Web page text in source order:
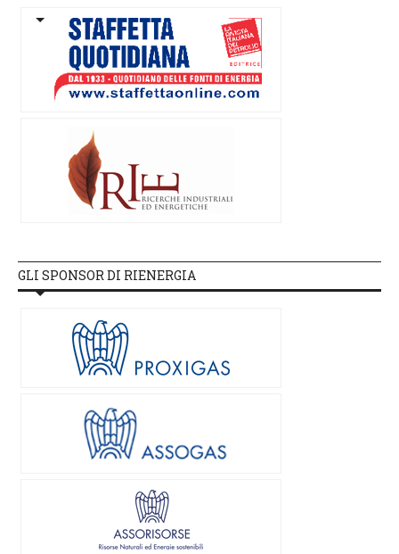
GLI SPONSOR DI RIENERGIA